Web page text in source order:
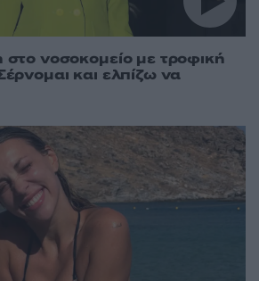
νοσοκομείο με τροφική
και ελπίζω να